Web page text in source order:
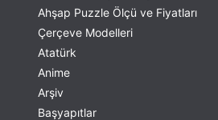
Ahşap Puzzle Ölçü ve Fiyatları
Çerçeve Modelleri
Atatürk
Anime
Arşiv
Başyapıtlar